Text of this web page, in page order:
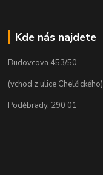
Kde nás najdete
Budovcova 453/50
(vchod z ulice Chelčického)
Poděbrady, 290 01